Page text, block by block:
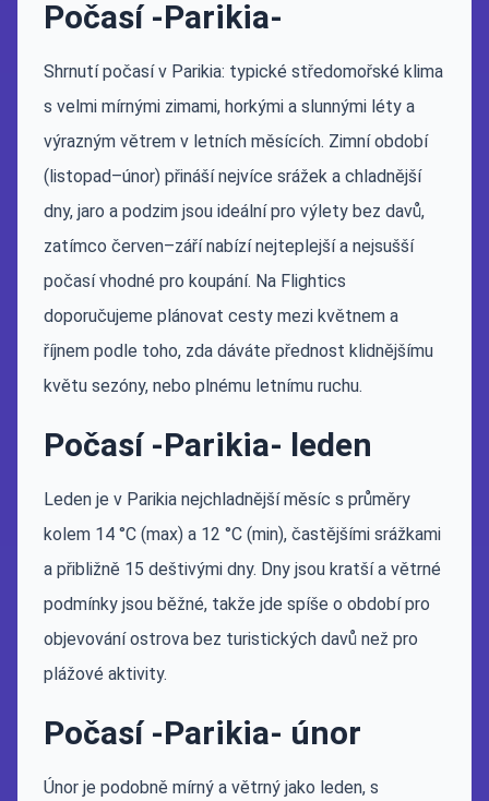
Počasí -Parikia-
Shrnutí počasí v Parikia: typické středomořské klima
s velmi mírnými zimami, horkými a slunnými léty a
výrazným větrem v letních měsících. Zimní období
(listopad–únor) přináší nejvíce srážek a chladnější
dny, jaro a podzim jsou ideální pro výlety bez davů,
zatímco červen–září nabízí nejteplejší a nejsušší
počasí vhodné pro koupání. Na Flightics
doporučujeme plánovat cesty mezi květnem a
říjnem podle toho, zda dáváte přednost klidnějšímu
květu sezóny, nebo plnému letnímu ruchu.
Počasí -Parikia- leden
Leden je v Parikia nejchladnější měsíc s průměry
kolem 14 °C (max) a 12 °C (min), častějšími srážkami
a přibližně 15 deštivými dny. Dny jsou kratší a větrné
podmínky jsou běžné, takže jde spíše o období pro
objevování ostrova bez turistických davů než pro
plážové aktivity.
Počasí -Parikia- únor
Únor je podobně mírný a větrný jako leden, s